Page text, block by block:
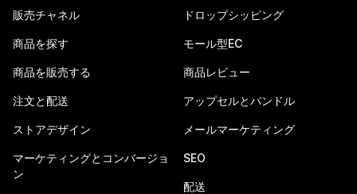
販売チャネル
商品を探す
商品を販売する
注文と配送
ストアデザイン
マーケティングとコンバージョ
ン
ドロップシッピング
モール型EC
商品レビュー
アップセルとバンドル
メールマーケティング
SEO
配送